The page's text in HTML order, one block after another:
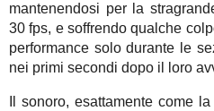
mantenendosi per la
30 fps, e soffrendo qualche
performance solo durante le
nei primi secondi dopo il loro
Il sonoro, esattamente come